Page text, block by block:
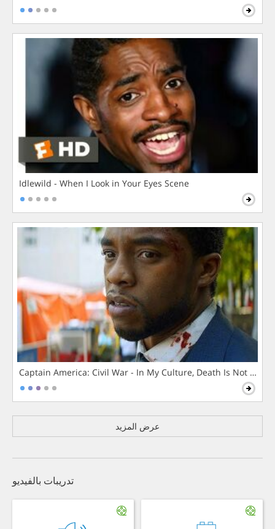
Idlewild - When I Look in Your Eyes Scene
Captain America: Civil War - In My Culture, Death Is Not The
عرض المزيد
تدريبات بالفيديو